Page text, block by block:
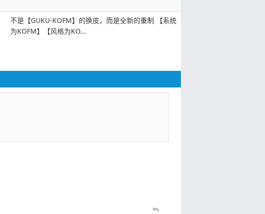
不是【GUKU-KOFM】的换皮，而是全新的重制 【系统
为KOFM】【风格为KO...